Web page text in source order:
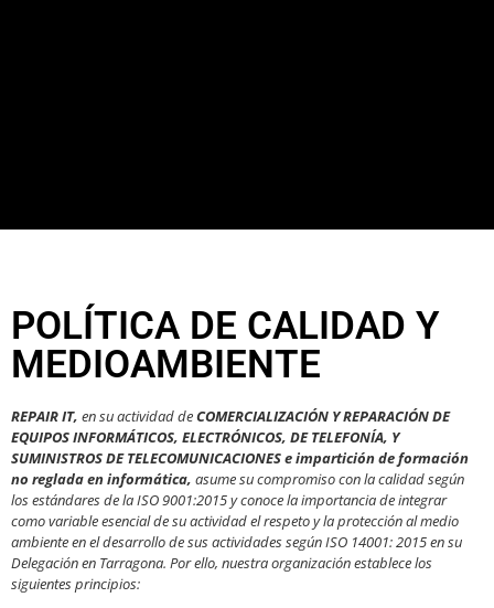
POLÍTICA DE CALIDAD Y
MEDIOAMBIENTE
REPAIR IT, en su actividad deCOMERCIALIZACIÓN Y REPARACIÓN DE
EQUIPOS INFORMÁTICOS, ELECTRÓNICOS, DE TELEFONÍA, Y
SUMINISTROS DE TELECOMUNICACIONES e impartición de formación
no reglada en informática, asume su compromiso con la calidad según
los estándares de la ISO 9001:2015 y conoce la importancia de integrar
como variable esencial de su actividad el respeto y la protección al medio
ambiente en el desarrollo de sus actividades según ISO 14001: 2015 en su
Delegación en Tarragona. Por ello, nuestra organización establece los
siguientes principios: